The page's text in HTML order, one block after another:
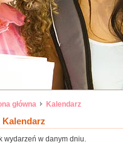
główna Kalendarz
Kalendarz
wydarzeń w danym dniu.